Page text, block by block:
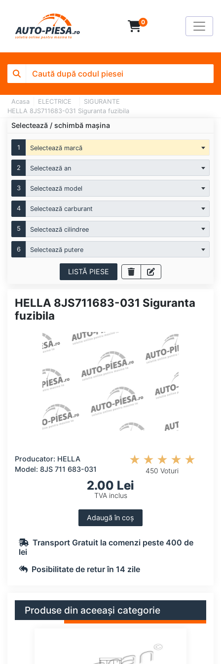
0
Acasa ELECTRICE
SIGURANTE
HELLA 8JS711683-031 Siguranta fuzibila
Selectează / schimbă mașina
1 Selectează marcă
2 Selectează an
3 Selectează model
4 Selectează carburant
5 Selectează cilindree
6 Selectează putere
LISTĂ PIESE
HELLA 8JS711683-031 Siguranta
fuzibila
Producator: HELLA
Model: 8JS 711 683-031
450 Voturi
2.00 Lei
TVA inclus
Adaugă în coș
Transport Gratuit la comenzi peste 400 de
lei
Posibilitate de retur în 14 zile
Produse din aceeași categorie